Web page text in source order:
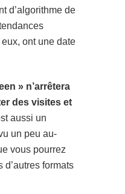
d’algorithme de
ont une date
» n’arrêtera
des visites et
aussi un
un peu au-
vous pourrez
d’autres formats